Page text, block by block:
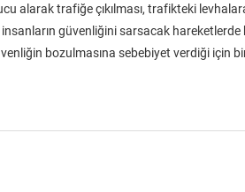
alarak trafiğe çıkılması, trafikteki
insanların güvenliğini sarsacak
bozulmasına sebebiyet verdiği için